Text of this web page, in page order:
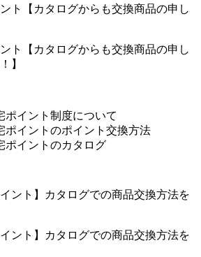
ト【カタログからも交換商品の申し
ト【カタログからも交換商品の申し
】
ポイント制度について
ポイントのポイント交換方法
ポイントのカタログ
イント】カタログでの商品交換方法を
イント】カタログでの商品交換方法を